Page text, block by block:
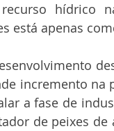
hídrico
está apenas
incremento na
a fase de
de peixes de